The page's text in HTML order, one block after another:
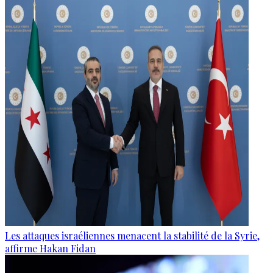
Les attaques israéliennes menacent la stabilité de la Syrie,
affirme Hakan Fidan